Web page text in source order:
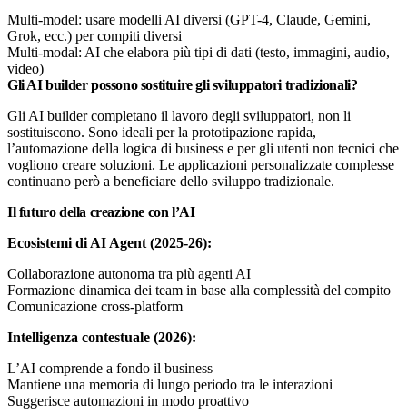
Multi-model: usare modelli AI diversi (GPT-4, Claude, Gemini,
Grok, ecc.) per compiti diversi
Multi-modal: AI che elabora più tipi di dati (testo, immagini, audio,
video)
Gli AI builder possono sostituire gli sviluppatori tradizionali?
Gli AI builder completano il lavoro degli sviluppatori, non li
sostituiscono. Sono ideali per la prototipazione rapida,
l’automazione della logica di business e per gli utenti non tecnici che
vogliono creare soluzioni. Le applicazioni personalizzate complesse
continuano però a beneficiare dello sviluppo tradizionale.
Il futuro della creazione con l’AI
Ecosistemi di AI Agent (2025-26):
Collaborazione autonoma tra più agenti AI
Formazione dinamica dei team in base alla complessità del compito
Comunicazione cross-platform
Intelligenza contestuale (2026):
L’AI comprende a fondo il business
Mantiene una memoria di lungo periodo tra le interazioni
Suggerisce automazioni in modo proattivo